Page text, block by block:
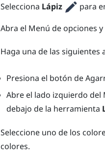
Selecciona Lápiz para
Abra el Menú de opciones y
Haga una de las siguientes
Presiona el botón de
Abre el lado izquierdo del
debajo de la herramienta
Seleccione uno de los
colores.